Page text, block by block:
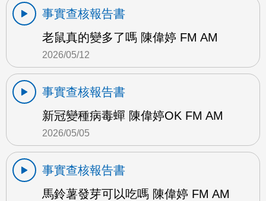
事實查核報告書
老鼠真的變多了嗎 陳偉婷 FM AM
2026/05/12
事實查核報告書
新冠變種病毒蟬 陳偉婷OK FM AM
2026/05/05
事實查核報告書
馬鈴薯發芽可以吃嗎 陳偉婷 FM AM